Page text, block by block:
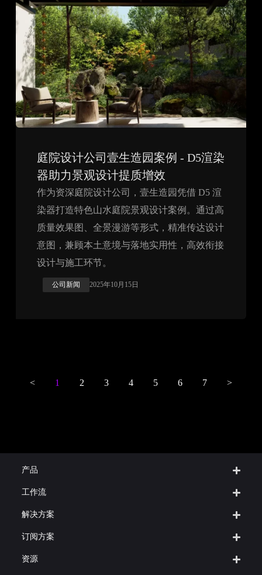
庭院设计公司壹生造园案例 - D5渲染
器助力景观设计提质增效
作为资深庭院设计公司，壹生造园凭借 D5 渲
染器打造特色山水庭院景观设计案例。通过高
质量效果图、全景漫游等形式，精准传达设计
意图，兼顾本土意境与落地实用性，高效衔接
设计与施工环节。
公司新闻 2025年10月15日
< 1 2 3 4 5 6 7 >
产品
工作流
解决方案
订阅方案
资源